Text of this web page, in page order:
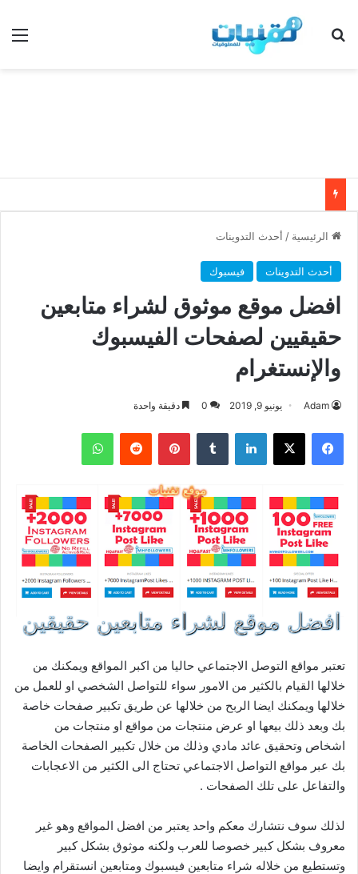
بحث عن
الرئيسية / أحدث التدوينات
أحدث التدوينات فيسبوك
افضل موقع موثوق لشراء متابعين
حقيقيين لصفحات الفيسبوك
والإنستغرام
Adam يونيو 9, 2019 0 دقيقة واحدة
فيسبوك ‫X لينكدإن بينتيريست واتساب
تعتبر مواقع التوصل الاجتماعي حاليا من اكبر المواقع ويمكنك من
خلالها القيام بالكثير من الامور سواء للتواصل الشخصي او للعمل من
خلالها ويمكنك ايضا الربح من خلالها عن طريق تكبير صفحات خاصة
بك وبعد ذلك بيعها او عرض منتجات من مواقع او منتجات من
اشخاص وتحقيق عائد مادي وذلك من خلال تكبير الصفحات الخاصة
بك عبر مواقع التواصل الاجتماعي تحتاج الى الكثير من الاعجابات
والتفاعل على تلك الصفحات .
لذلك سوف نتشارك معكم واحد يعتبر من افضل المواقع وهو غير
معروف بشكل كبير خصوصا للعرب ولكنه موثوق بشكل كبير
وتستطيع من خلاله شراء متابعين فيسبوك ومتابعين انستقرام وايضا